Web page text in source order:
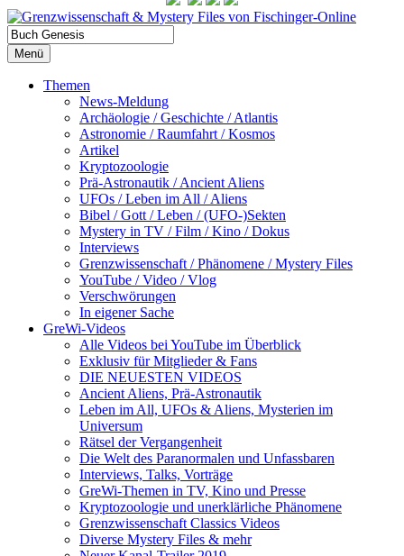
Menü
Themen
News-Meldung
Archäologie / Geschichte / Atlantis
Astronomie / Raumfahrt / Kosmos
Artikel
Kryptozoologie
Prä-Astronautik / Ancient Aliens
UFOs / Leben im All / Aliens
Bibel / Gott / Leben / (UFO-)Sekten
Mystery in TV / Film / Kino / Dokus
Interviews
Grenzwissenschaft / Phänomene / Mystery Files
YouTube / Video / Vlog
Verschwörungen
In eigener Sache
GreWi-Videos
Alle Videos bei YouTube im Überblick
Exklusiv für Mitglieder & Fans
DIE NEUESTEN VIDEOS
Ancient Aliens, Prä-Astronautik
Leben im All, UFOs & Aliens, Mysterien im
Universum
Rätsel der Vergangenheit
Die Welt des Paranormalen und Unfassbaren
Interviews, Talks, Vorträge
GreWi-Themen in TV, Kino und Presse
Kryptozoologie und unerklärliche Phänomene
Grenzwissenschaft Classics Videos
Diverse Mystery Files & mehr